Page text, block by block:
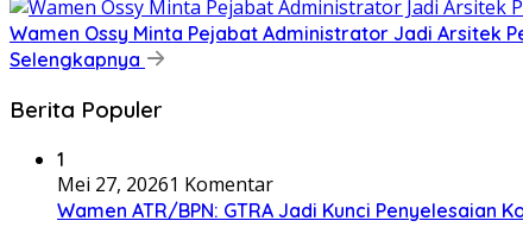
Wamen Ossy Minta Pejabat Administrator Jadi Arsitek
Selengkapnya
Berita Populer
1
Mei 27, 20261 Komentar
Wamen ATR/BPN: GTRA Jadi Kunci Penyelesaian